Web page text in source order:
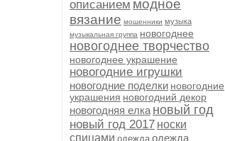
описанием модное
вязание мошенники музыка
музыкальная группа новогоднее
новогоднее творчество
новогоднее украшение
новогодние игрушки
новогодние поделки новогодние
украшения новогодний декор
новогодняя елка новый год
новый год 2017 носки
спицами одежда одежда